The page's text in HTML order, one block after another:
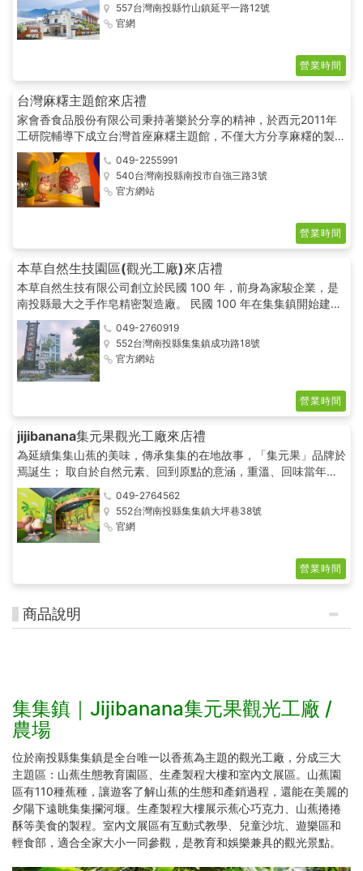
557台灣南投縣竹山鎮延平一路12號
官網
營業時間
台灣麻糬主題館來店禮
家會香食品股份有限公司秉持著樂於分享的精神，於西元2011年
工研院輔導下成立台灣首座麻糬主題館，不僅大方分享麻糬的製程
和歷史，讓民眾能更深入了解每一份點心背後的點滴，還有動畫影
片和可愛公仔與民眾近距離互動，更貼心設有DIY體驗，讓親子寓
教於樂，帶動觀光休憩，除此更專為主題館設計50餘種專屬特色
商品，讓遠道而來的民眾能將伴手禮化為美麗的回憶帶給更多的朋
049-2255991
540台灣南投縣南投市自強三路3號
官方網站
營業時間
本草自然生技園區(觀光工廠)來店禮
本草自然生技有限公司創立於民國 100 年，前身為家駿企業，是
南投縣最大之手作皂精密製造廠。 民國 100 年在集集鎮開始建立
本草自然生態園區， 秉持創辦人林坤永董事長對本草自然的理
念，堅持以自然素材打造，耗時近三年，終於完成這座結合天然，
環保及綠建築為一體之自然生技園區。
049-2760919
552台灣南投縣集集鎮成功路18號
官方網站
營業時間
jijibanana集元果觀光工廠來店禮
為延續集集山蕉的美味，傳承集集的在地故事，「集元果」品牌於
焉誕生； 取自於自然元素、回到原點的意涵，重溫、回味當年集
集山蕉風光的金蕉年代。 每一項『集元果』的山蕉產品皆從天馬
行空的想像中出發，一步步的克服難關、付諸實踐。 所有產品從
無到有，始終秉持唯一信念-『把最好、最健康的台灣在地幸福傳
遞下去！』
049-2764562
552台灣南投縣集集鎮大坪巷38號
官網
營業時間
商品說明
集集鎮｜Jijibanana集元果觀光工廠 /
農場
位於南投縣集集鎮是全台唯一以香蕉為主題的觀光工廠，分成三大
主題區：山蕉生態教育園區、生產製程大樓和室內文展區。山蕉園
區有110種蕉種，讓遊客了解山蕉的生態和產銷過程，還能在美麗的
夕陽下遠眺集集攔河堰。生產製程大樓展示蕉心巧克力、山蕉捲捲
酥等美食的製程。室內文展區有互動式教學、兒童沙坑、遊樂區和
輕食部，適合全家大小一同參觀，是教育和娛樂兼具的觀光景點。